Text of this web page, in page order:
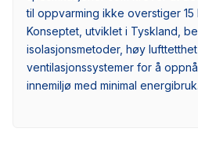
til oppvarming ikke overstiger
Konseptet, utviklet i Tyskland,
isolasjonsmetoder, høy
ventilasjonssystemer for å
innemiljø med minimal energibruk.